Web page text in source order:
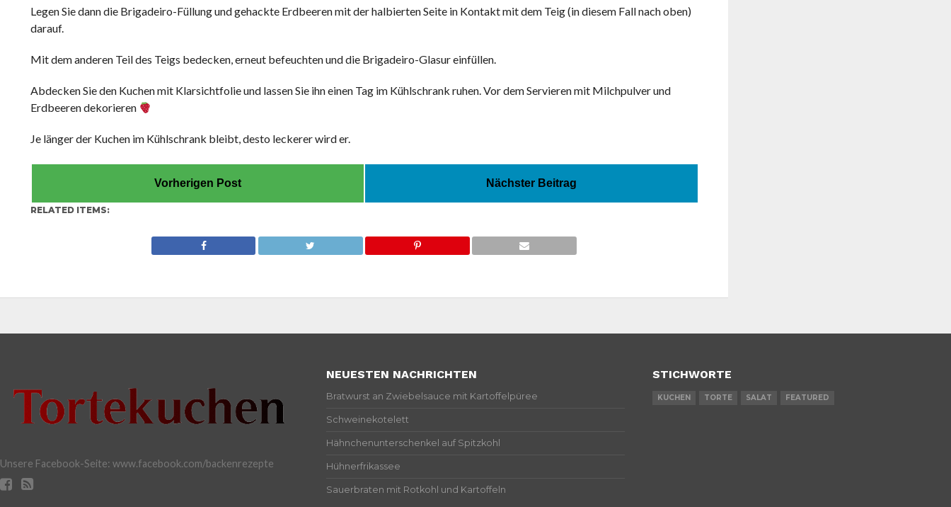
Legen Sie dann die Brigadeiro-Füllung und gehackte Erdbeeren mit der halbierten Seite in Kontakt mit dem Teig (in diesem Fall nach oben)
darauf.
Mit dem anderen Teil des Teigs bedecken, erneut befeuchten und die Brigadeiro-Glasur einfüllen.
Abdecken Sie den Kuchen mit Klarsichtfolie und lassen Sie ihn einen Tag im Kühlschrank ruhen. Vor dem Servieren mit Milchpulver und
Erdbeeren dekorieren
Je länger der Kuchen im Kühlschrank bleibt, desto leckerer wird er.
Vorherigen Post Nächster Beitrag
RELATED ITEMS:
Unsere Facebook-Seite: www.facebook.com/backenrezepte
NEUESTEN NACHRICHTEN
Bratwurst an Zwiebelsauce mit Kartoffelpüree
Schweinekotelett
Hähnchenunterschenkel auf Spitzkohl
Hühnerfrikassee
Sauerbraten mit Rotkohl und Kartoffeln
STICHWORTE
KUCHEN TORTE SALAT FEATURED